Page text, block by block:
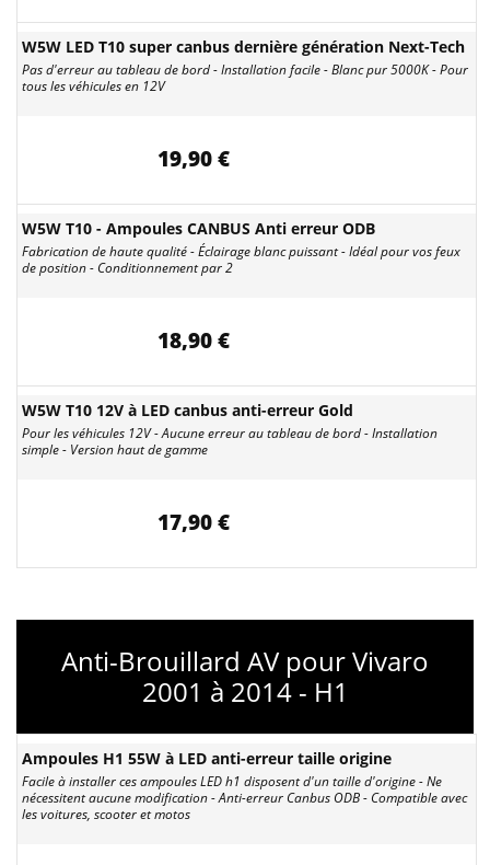
W5W LED T10 super canbus dernière génération Next-Tech
Pas d'erreur au tableau de bord - Installation facile - Blanc pur 5000K - Pour
tous les véhicules en 12V
19,90 €
W5W T10 - Ampoules CANBUS Anti erreur ODB
Fabrication de haute qualité - Éclairage blanc puissant - Idéal pour vos feux
de position - Conditionnement par 2
18,90 €
W5W T10 12V à LED canbus anti-erreur Gold
Pour les véhicules 12V - Aucune erreur au tableau de bord - Installation
simple - Version haut de gamme
17,90 €
Anti-Brouillard AV pour Vivaro
2001 à 2014 - H1
Ampoules H1 55W à LED anti-erreur taille origine
Facile à installer ces ampoules LED h1 disposent d'un taille d'origine - Ne
nécessitent aucune modification - Anti-erreur Canbus ODB - Compatible avec
les voitures, scooter et motos